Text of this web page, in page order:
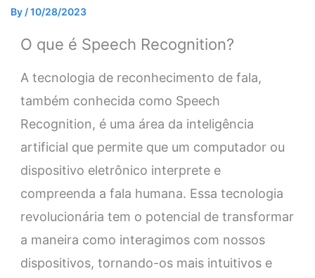
By /10/28/2023
O que é Speech Recognition?
A tecnologia de reconhecimento de fala,
também conhecida como Speech
Recognition, é uma área da inteligência
artificial que permite que um computador ou
dispositivo eletrônico interprete e
compreenda a fala humana. Essa tecnologia
revolucionária tem o potencial de transformar
a maneira como interagimos com nossos
dispositivos, tornando-os mais intuitivos e